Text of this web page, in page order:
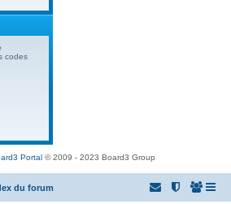
codes
Portal© 2009 - 2023 Board3 Group
du forum